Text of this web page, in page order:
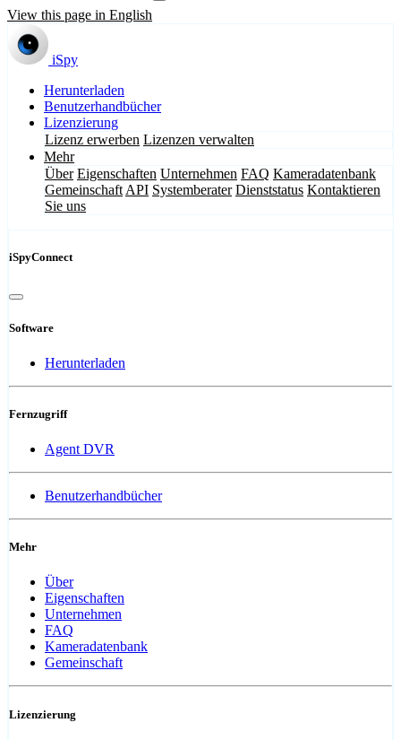
View this page in English
iSpy
Herunterladen
Benutzerhandbücher
Lizenzierung
Lizenz erwerben Lizenzen verwalten
Mehr
Über Eigenschaften Unternehmen FAQ Kameradatenbank
Gemeinschaft API Systemberater Dienststatus Kontaktieren
Sie uns
iSpyConnect
Software
Herunterladen
Fernzugriff
Agent DVR
Benutzerhandbücher
Mehr
Über
Eigenschaften
Unternehmen
FAQ
Kameradatenbank
Gemeinschaft
Lizenzierung